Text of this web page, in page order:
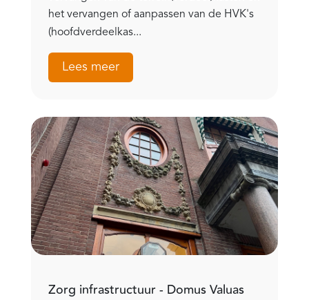
het vervangen of aanpassen van de HVK's
(hoofdverdeelkas...
Lees meer
Zorg infrastructuur - Domus Valuas